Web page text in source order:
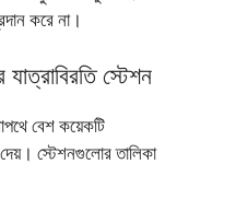
করে না।
স্টেশন
বেশ কয়েকটি
দেয়। স্টেশনগুলোর তালিকা